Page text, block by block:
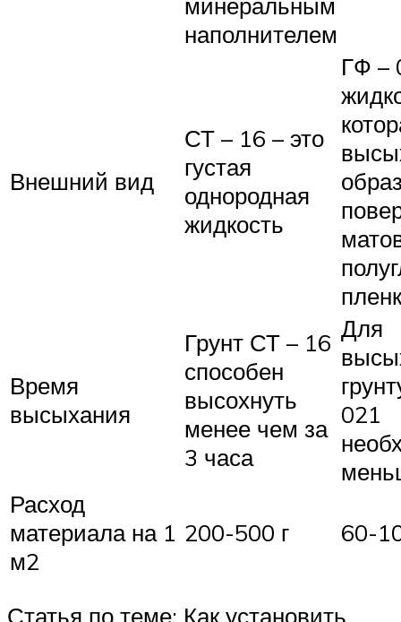
наполнителем
Внешний вид
СТ – 16 – это
густая
однородная
жидкость
ГФ –
Время
высыхания
Грунт СТ – 16
способен
высохнуть
менее чем за
3 часа
Для
021
Расход
материала на 1
м2
200-500 г 60-
Статья по теме: Как установить